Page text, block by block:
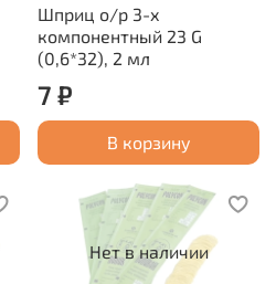
Шприц о/р 3-х
компонентный 23 G
(0,6*32), 2 мл
7 ₽
В корзину
Нет в наличии